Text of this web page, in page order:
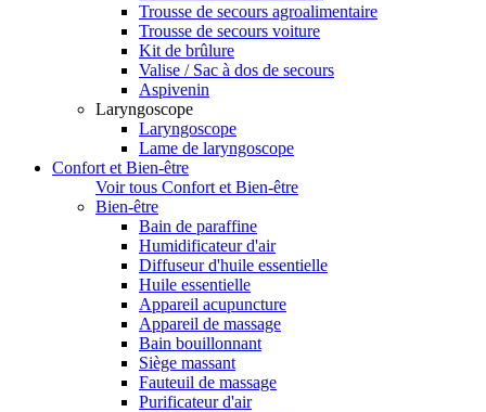
Trousse de secours agroalimentaire
Trousse de secours voiture
Kit de brûlure
Valise / Sac à dos de secours
Aspivenin
Laryngoscope
Laryngoscope
Lame de laryngoscope
Confort et Bien-être
Voir tous Confort et Bien-être
Bien-être
Bain de paraffine
Humidificateur d'air
Diffuseur d'huile essentielle
Huile essentielle
Appareil acupuncture
Appareil de massage
Bain bouillonnant
Siège massant
Fauteuil de massage
Purificateur d'air